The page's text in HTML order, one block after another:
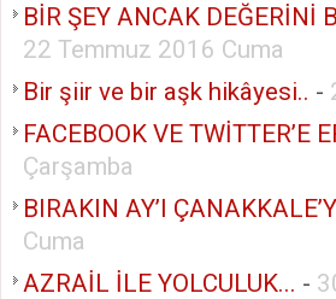
BİR ŞEY ANCAK
22 Temmuz 2016 Cuma
Bir şiir ve bir aşk hikâyesi.. -
FACEBOOK VE TWİTTER’E
Çarşamba
BIRAKIN AY’I
Cuma
AZRAİL İLE YOLCULUK... -